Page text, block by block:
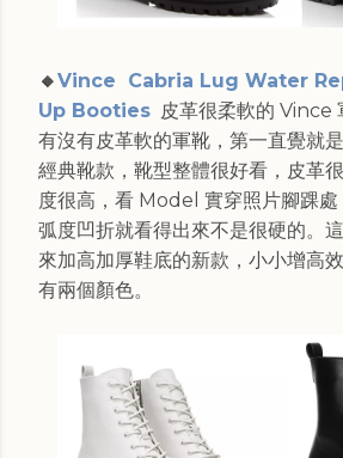
🔸Vince Cabria Lug Water
Up Booties 皮革很柔軟的 Vince
有沒有皮革軟的軍靴，第一直覺就
經典靴款，靴型整體很好看，皮革
度很高，看 Model 實穿照片腳踝
弧度凹折就看得出來不是很硬的。
來加高加厚鞋底的新款，小小增高
有兩個顏色。